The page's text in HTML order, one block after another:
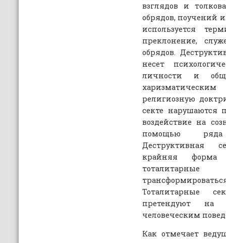
взглядов и
обрядов, поучений и
используется
преклонение,
обрядов.
несет
личности и
религиозную
секте нарушаются
воздействие на
помощью
Деструктивная
крайняя форма
Тоталитарные
претендуют на
человеческим
Как отмечает